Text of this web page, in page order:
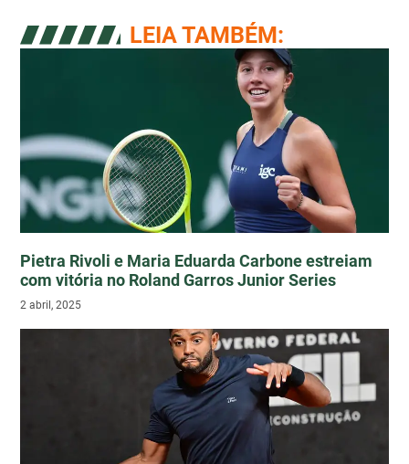
LEIA TAMBÉM:
Pietra Rivoli e Maria Eduarda Carbone estreiam
com vitória no Roland Garros Junior Series
2 abril, 2025